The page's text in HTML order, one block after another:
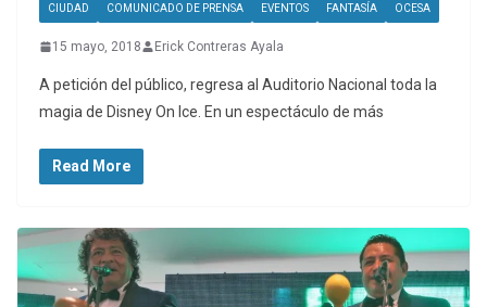
CIUDAD COMUNICADO DE PRENSA EVENTOS FANTASÍA OCESA
15 mayo, 2018 Erick Contreras Ayala
A petición del público, regresa al Auditorio Nacional toda la
magia de Disney On Ice. En un espectáculo de más
Read More